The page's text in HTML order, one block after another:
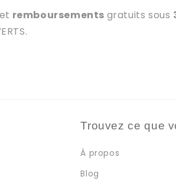
et remboursements gratuits sous
Trouvez ce que
À propos
Blog